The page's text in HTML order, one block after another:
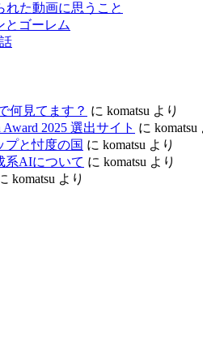
れた動画に思うこと
とゴーレム
何見てます？ に komatsu より
2025 選出サイト に komatsu
プと忖度の国 に komatsu より
系AIについて に komatsu より
komatsu より